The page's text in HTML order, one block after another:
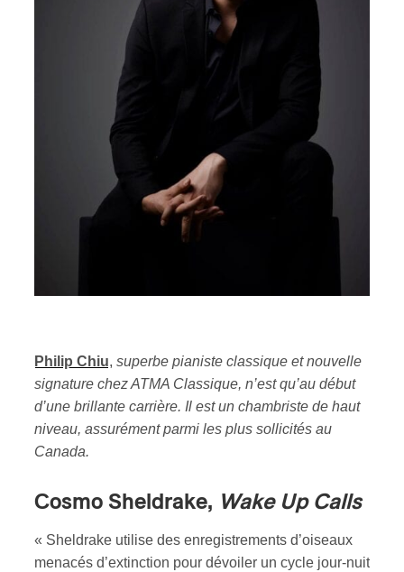
Philip Chiu, superbe pianiste classique et nouvelle
signature chez ATMA Classique, n’est qu’au début
d’une brillante carrière. Il est un chambriste de haut
niveau, assurément parmi les plus sollicités au
Canada.
Cosmo Sheldrake, Wake Up Calls
« Sheldrake utilise des enregistrements d’oiseaux
menacés d’extinction pour dévoiler un cycle jour-nuit